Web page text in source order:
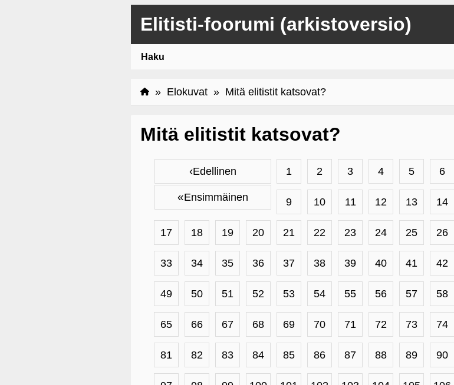
Elitisti-foorumi (arkistoversio)
Haku
» Elokuvat » Mitä elitistit katsovat?
Mitä elitistit katsovat?
‹Edellinen
«Ensimmäinen
1 2 3 4 5 6
9 10 11 12 13 14
17 18 19 20 21 22 23 24 25 26
33 34 35 36 37 38 39 40 41 42
49 50 51 52 53 54 55 56 57 58
65 66 67 68 69 70 71 72 73 74
81 82 83 84 85 86 87 88 89 90